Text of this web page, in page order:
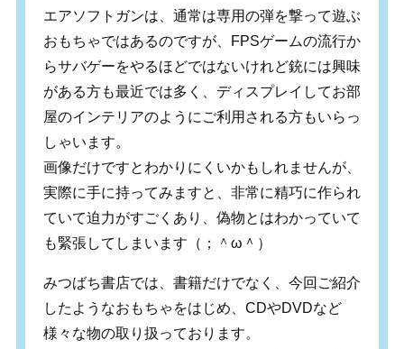
エアソフトガンは、通常は専用の弾を撃って遊ぶ
おもちゃではあるのですが、FPSゲームの流行か
らサバゲーをやるほどではないけれど銃には興味
がある方も最近では多く、ディスプレイしてお部
屋のインテリアのようにご利用される方もいらっ
しゃいます。
画像だけですとわかりにくいかもしれませんが、
実際に手に持ってみますと、非常に精巧に作られ
ていて迫力がすごくあり、偽物とはわかっていて
も緊張してしまいます（；＾ω＾）
みつばち書店では、書籍だけでなく、今回ご紹介
したようなおもちゃをはじめ、CDやDVDなど
様々な物の取り扱っております。